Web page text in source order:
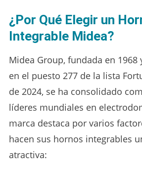
¿Por Qué Elegir un
Integrable Midea?
Midea Group, fundada en 1968
en el puesto 277 de la lista
de 2024, se ha consolidado
líderes mundiales en
marca destaca por varios
hacen sus hornos integrables
atractiva: